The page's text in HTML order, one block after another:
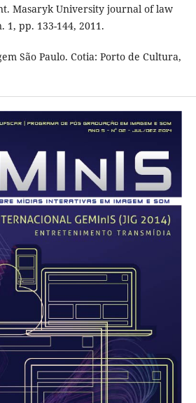
Masaryk University journal of law
1, pp. 133-144, 2011.
São Paulo. Cotia: Porto de Cultura,